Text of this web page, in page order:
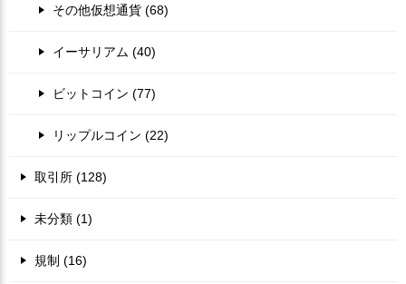
その他仮想通貨 (68)
イーサリアム (40)
ビットコイン (77)
リップルコイン (22)
取引所 (128)
未分類 (1)
規制 (16)